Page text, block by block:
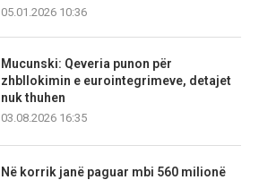
05.01.2026 10:36
Mucunski: Qeveria punon për
zhbllokimin e eurointegrimeve, detajet
nuk thuhen
03.08.2026 16:35
Në korrik janë paguar mbi 560 milionë